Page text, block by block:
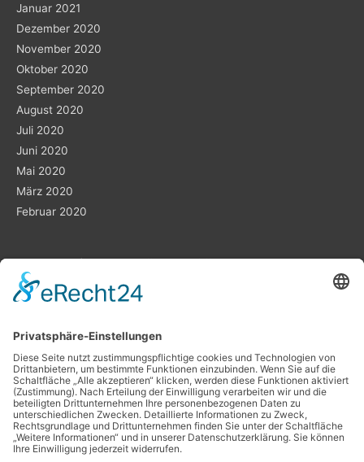
Januar 2021
Dezember 2020
November 2020
Oktober 2020
September 2020
August 2020
Juli 2020
Juni 2020
Mai 2020
März 2020
Februar 2020
Planung ist das „A“ und „O“
Datenschutz